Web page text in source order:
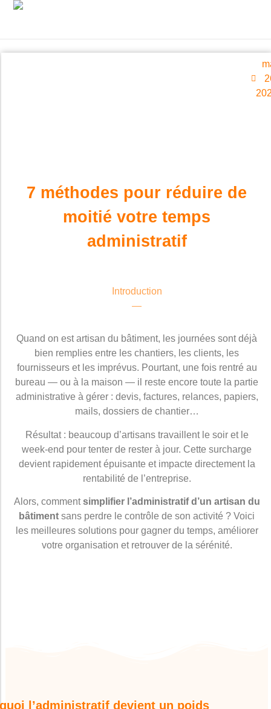
7 méthodes pour réduire de
moitié votre temps
administratif
Introduction
Quand on est artisan du bâtiment, les journées sont déjà
bien remplies entre les chantiers, les clients, les
fournisseurs et les imprévus. Pourtant, une fois rentré au
bureau — ou à la maison — il reste encore toute la partie
administrative à gérer : devis, factures, relances, papiers,
mails, dossiers de chantier…
Résultat : beaucoup d’artisans travaillent le soir et le
week-end pour tenter de rester à jour. Cette surcharge
devient rapidement épuisante et impacte directement la
rentabilité de l’entreprise.
Alors, commentsimplifier l’administratif d’un artisan du
bâtiment sans perdre le contrôle de son activité ? Voici
les meilleures solutions pour gagner du temps, améliorer
votre organisation et retrouver de la sérénité.
l’administratif devient un poids